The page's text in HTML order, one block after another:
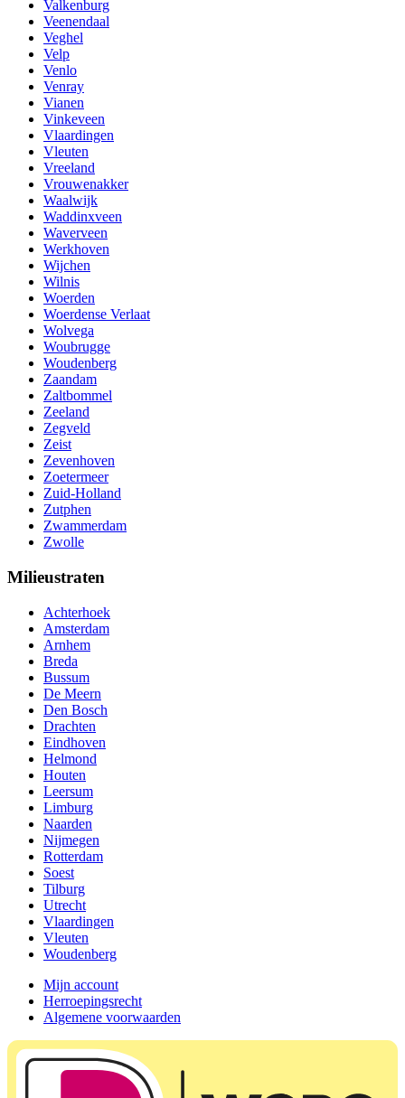
Valkenburg
Veenendaal
Veghel
Velp
Venlo
Venray
Vianen
Vinkeveen
Vlaardingen
Vleuten
Vreeland
Vrouwenakker
Waalwijk
Waddinxveen
Waverveen
Werkhoven
Wijchen
Wilnis
Woerden
Woerdense Verlaat
Wolvega
Woubrugge
Woudenberg
Zaandam
Zaltbommel
Zeeland
Zegveld
Zeist
Zevenhoven
Zoetermeer
Zuid-Holland
Zutphen
Zwammerdam
Zwolle
Milieustraten
Achterhoek
Amsterdam
Arnhem
Breda
Bussum
De Meern
Den Bosch
Drachten
Eindhoven
Helmond
Houten
Leersum
Limburg
Naarden
Nijmegen
Rotterdam
Soest
Tilburg
Utrecht
Vlaardingen
Vleuten
Woudenberg
Mijn account
Herroepingsrecht
Algemene voorwaarden